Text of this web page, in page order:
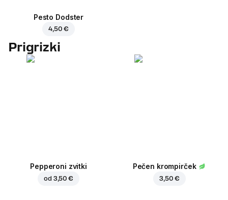
Pesto Dodster
4,50 €
Prigrizki
Pepperoni zvitki
od 3,50 €
Pečen krompirček
3,50 €